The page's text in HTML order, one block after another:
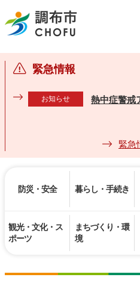
調布市
緊急情報
お知らせ 熱中症警戒
緊急
防災・安全 暮らし・手続き
観光・文化・ス
ポーツ
まちづくり・環
境